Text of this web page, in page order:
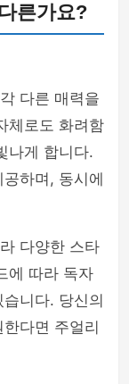
른가요?
다른 매력을
체로도 화려함
나게 합니다.
하며, 동시에
다양한 스타
에 따라 독자
니다. 당신의
다면 주얼리